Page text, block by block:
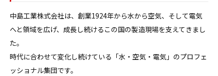
中島工業株式会社は、創業1924年から水から空気、そして電気
へと領域を広げ、成長し続けるこの国の製造現場を支えてきまし
た。
時代に合わせて変化し続けている「水・空気・電気」のプロフェ
ッショナル集団です。